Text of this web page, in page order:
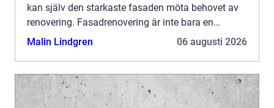
kan själv den starkaste fasaden möta behovet av
renovering. Fasadrenovering är inte bara en
kosmetisk förbä...
Malin Lindgren 06 augusti 2026